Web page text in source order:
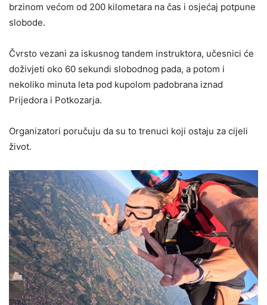
brzinom većom od 200 kilometara na čas i osjećaj potpune
slobode.
Čvrsto vezani za iskusnog tandem instruktora, učesnici će
doživjeti oko 60 sekundi slobodnog pada, a potom i
nekoliko minuta leta pod kupolom padobrana iznad
Prijedora i Potkozarja.
Organizatori poručuju da su to trenuci koji ostaju za cijeli
život.